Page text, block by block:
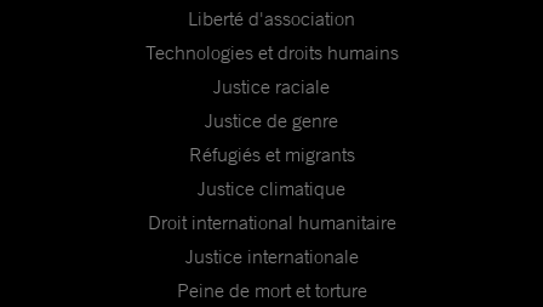
Liberté d'association
Technologies et droits humains
Justice raciale
Justice de genre
Réfugiés et migrants
Justice climatique
Droit international humanitaire
Justice internationale
Peine de mort et torture